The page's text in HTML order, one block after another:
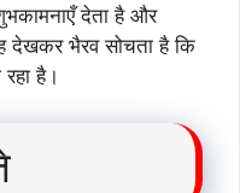
देता है और
देखकर भैरव सोचता है कि
है।